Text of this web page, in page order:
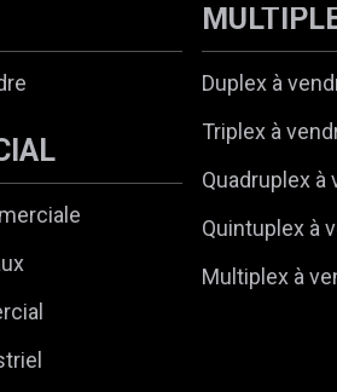
Duplex à
Triplex à
Quadruplex à
Quintuplex à
Multiplex à